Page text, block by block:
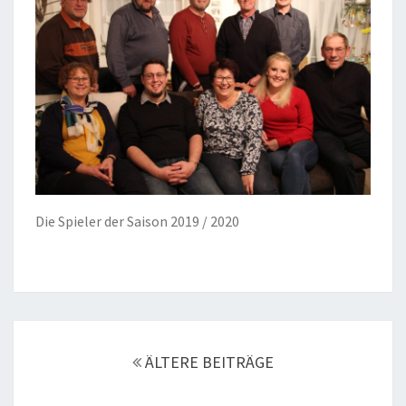
Die Spieler der Saison 2019 / 2020
ÄLTERE BEITRÄGE